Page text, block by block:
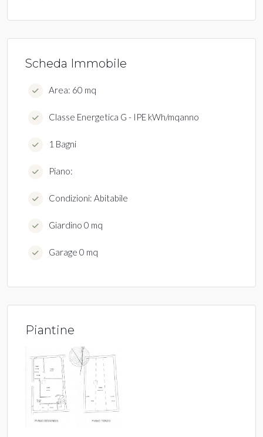
Scheda Immobile
Area: 60 mq
Classe Energetica G - IPE kWh/mqanno
1 Bagni
Piano:
Condizioni: Abitabile
Giardino 0 mq
Garage 0 mq
Piantine